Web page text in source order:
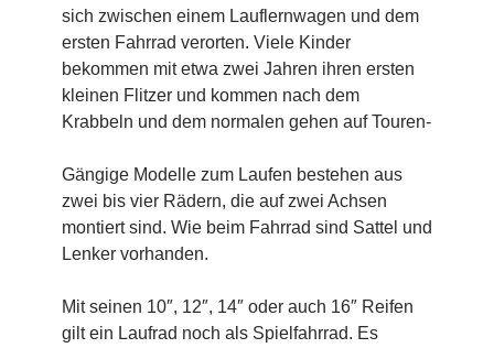
sich zwischen einem Lauflernwagen und dem
ersten Fahrrad verorten. Viele Kinder
bekommen mit etwa zwei Jahren ihren ersten
kleinen Flitzer und kommen nach dem
Krabbeln und dem normalen gehen auf Touren-
Gängige Modelle zum Laufen bestehen aus
zwei bis vier Rädern, die auf zwei Achsen
montiert sind. Wie beim Fahrrad sind Sattel und
Lenker vorhanden.
Mit seinen 10″, 12″, 14″ oder auch 16″ Reifen
gilt ein Laufrad noch als Spielfahrrad. Es